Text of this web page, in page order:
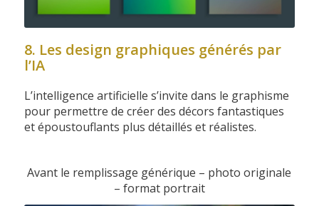
8. Les design graphiques générés par
l’IA
L’intelligence artificielle s’invite dans le graphisme
pour permettre de créer des décors fantastiques
et époustouflants plus détaillés et réalistes.
Avant le remplissage générique – photo originale
– format portrait